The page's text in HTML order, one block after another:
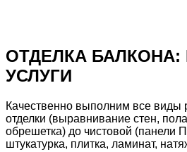
ОТДЕЛКА БАЛКОНА:
УСЛУГИ
Качественно выполним все виды
отделки (выравнивание стен,
обрешетка) до чистовой (панели
штукатурка, плитка, ламинат,